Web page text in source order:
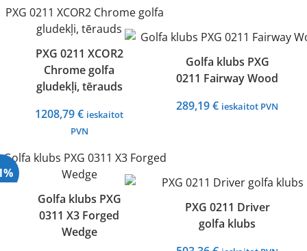
through
2243,34 €
PXG 0211 XCOR2
Chrome golfa
gludekļi, tērauds
1208,79€ ieskaitot
PVN
Golfa klubs PXG
0211 Fairway Wood
289,19€ ieskaitot PVN
Golfa klubs PXG
0311 X3 Forged
Wedge
PXG 0211 Driver
golfa klubs